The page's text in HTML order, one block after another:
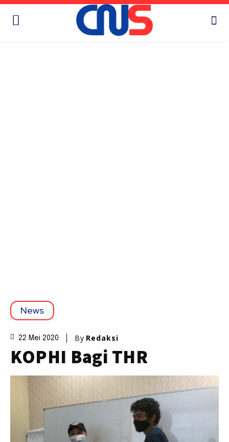
News
22 Mei 2020 By Redaksi
KOPHI Bagi THR